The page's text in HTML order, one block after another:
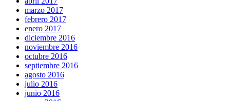
marzo 2017
febrero 2017
enero 2017
diciembre 2016
noviembre 2016
octubre 2016
septiembre 2016
agosto 2016
julio 2016
junio 2016